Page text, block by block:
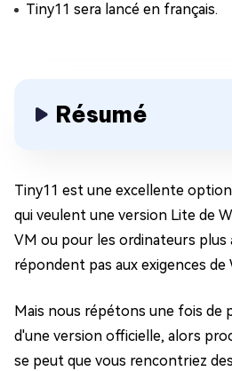
Tiny11 sera lancé en français.
Résumé
Tiny11 est une excellente
qui veulent une version Lite de
VM ou pour les ordinateurs plus
répondent pas aux exigences de
Mais nous répétons une fois de
d'une version officielle, alors
se peut que vous rencontriez